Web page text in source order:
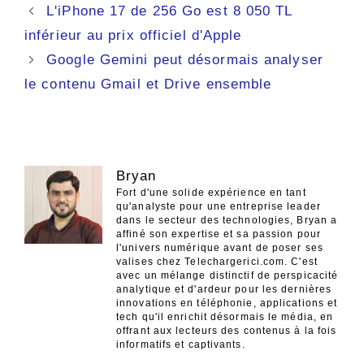
Navigation
des
L'iPhone 17 de 256 Go est 8 050 TL
inférieur au prix officiel d'Apple
Google Gemini peut désormais analyser
le contenu Gmail et Drive ensemble
Bryan
Fort d'une solide expérience en tant
qu'analyste pour une entreprise leader
dans le secteur des technologies, Bryan a
affiné son expertise et sa passion pour
l'univers numérique avant de poser ses
valises chez Telechargerici.com. C'est
avec un mélange distinctif de perspicacité
analytique et d'ardeur pour les dernières
innovations en téléphonie, applications et
tech qu'il enrichit désormais le média, en
offrant aux lecteurs des contenus à la fois
informatifs et captivants.